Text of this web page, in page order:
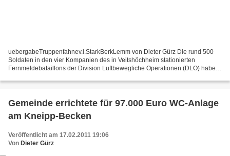
uebergabeTruppenfahnev.l.StarkBerkLemm von Dieter Gürz Die rund 500
Soldaten in den vier Kompanien des in Veitshöchheim stationierten
Fernmeldebataillons der Division Luftbewegliche Operationen (DLO) haben
Gemeinde errichtete für 97.000 Euro WC-Anlage
am Kneipp-Becken
Veröffentlicht am 17.02.2011 19:06
Von Dieter Gürz